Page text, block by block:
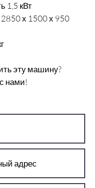
1,5 кВт
х 1500 х 950
эту машину?
нами!